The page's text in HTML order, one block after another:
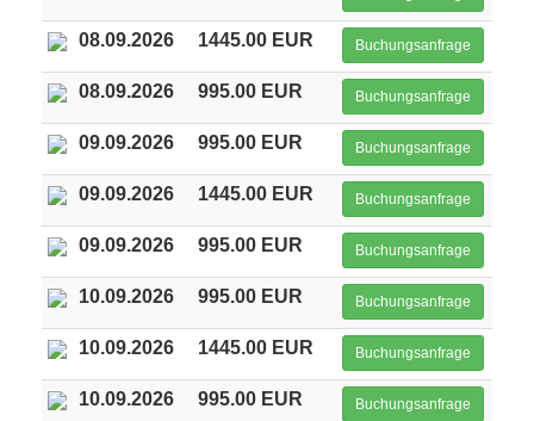
08.09.2026 1445.00 EUR Buchungsanfrage
08.09.2026 995.00 EUR Buchungsanfrage
09.09.2026 995.00 EUR Buchungsanfrage
09.09.2026 1445.00 EUR Buchungsanfrage
09.09.2026 995.00 EUR Buchungsanfrage
10.09.2026 995.00 EUR Buchungsanfrage
10.09.2026 1445.00 EUR Buchungsanfrage
10.09.2026 995.00 EUR Buchungsanfrage